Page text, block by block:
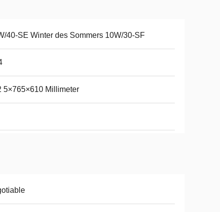
40-SE Winter des Sommers 10W/30-SF
5×765×610 Millimeter